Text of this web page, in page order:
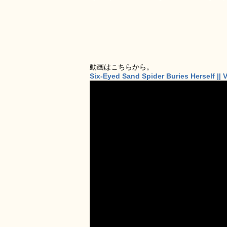
動画はこちらから。
Six-Eyed Sand Spider Buries Herself ||